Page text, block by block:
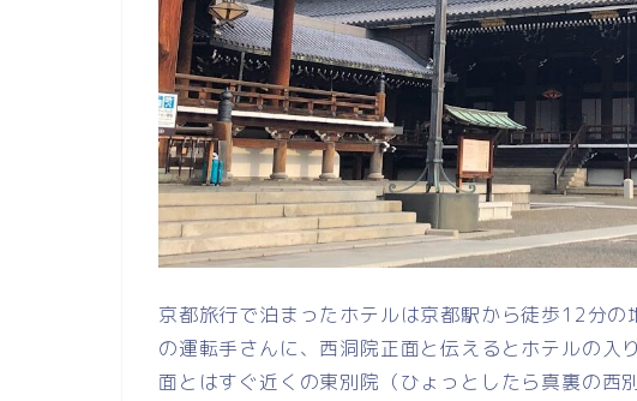
京都旅行で泊まったホテルは京都駅から徒歩12分
の運転手さんに、西洞院正面と伝えるとホテルの入
面とはすぐ近くの東別院（ひょっとしたら真裏の西